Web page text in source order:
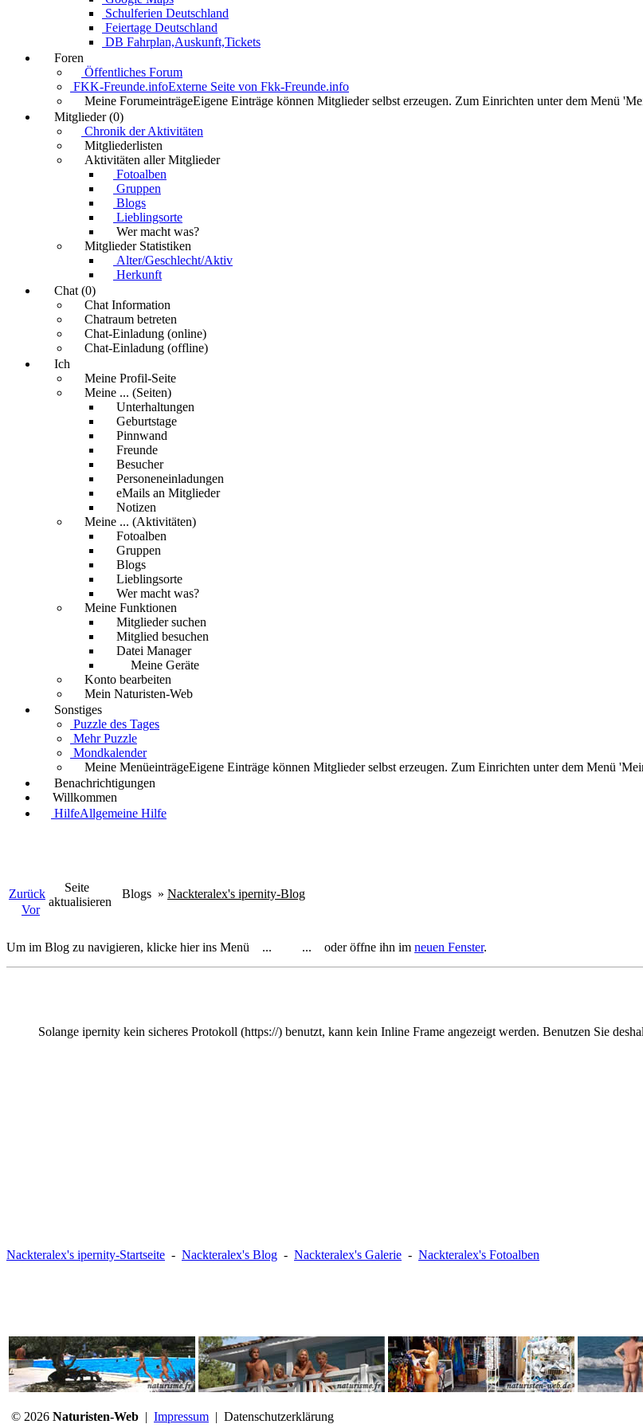
Schulferien Deutschland
Feiertage Deutschland
DB Fahrplan,Auskunft,Tickets
Foren
Öffentliches Forum
FKK-Freunde.infoExterne Seite von Fkk-Freunde.info
Meine ForumeinträgeEigene Einträge können Mitglieder selbst erzeugen. Zum Einrichten unter dem Menü
Mitglieder (0)
Chronik der Aktivitäten
Mitgliederlisten
Aktivitäten aller Mitglieder
Fotoalben
Gruppen
Blogs
Lieblingsorte
Wer macht was?
Mitglieder Statistiken
Alter/Geschlecht/Aktiv
Herkunft
Chat (0)
Chat Information
Chatraum betreten
Chat-Einladung (online)
Chat-Einladung (offline)
Ich
Meine Profil-Seite
Meine ... (Seiten)
Unterhaltungen
Geburtstage
Pinnwand
Freunde
Besucher
Personeneinladungen
eMails an Mitglieder
Notizen
Meine ... (Aktivitäten)
Fotoalben
Gruppen
Blogs
Lieblingsorte
Wer macht was?
Meine Funktionen
Mitglieder suchen
Mitglied besuchen
Datei Manager
Meine Geräte
Konto bearbeiten
Mein Naturisten-Web
Sonstiges
Puzzle des Tages
Mehr Puzzle
Mondkalender
Meine MenüeinträgeEigene Einträge können Mitglieder selbst erzeugen. Zum Einrichten unter dem Menü
Benachrichtigungen
Willkommen
HilfeAllgemeine Hilfe
Zurück
Vor
Seite
aktualisieren
Blogs » Nackteralex's ipernity-Blog
Um im Blog zu navigieren, klicke hier ins Menü ...
... oder öffne ihn im neuen Fenster.
Nackteralex's ipernity-Startseite - Nackteralex's Blog - Nackteralex's Galerie - Nackteralex's Fotoalben
© 2026 Naturisten-Web | Impressum | Datenschutzerklärung